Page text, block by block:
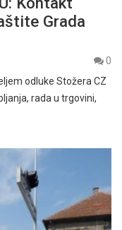
Grada
0
odluke Stožera CZ
rada u trgovini,